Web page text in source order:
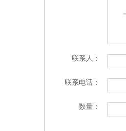
联系人：
联系电话：
数量：